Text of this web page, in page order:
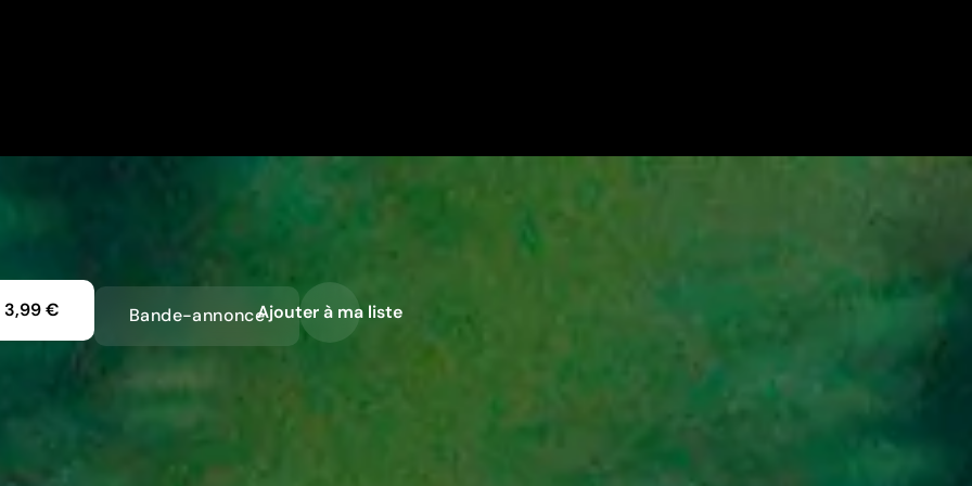
3,99 € Bande-annonceAjouter à ma liste